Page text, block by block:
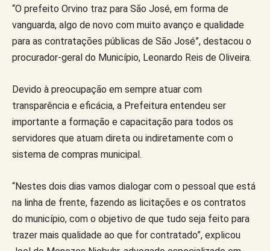
“O prefeito Orvino traz para São José, em forma de
vanguarda, algo de novo com muito avanço e qualidade
para as contratações públicas de São José”, destacou o
procurador-geral do Município, Leonardo Reis de Oliveira.
Devido à preocupação em sempre atuar com
transparência e eficácia, a Prefeitura entendeu ser
importante a formação e capacitação para todos os
servidores que atuam direta ou indiretamente com o
sistema de compras municipal.
“Nestes dois dias vamos dialogar com o pessoal que está
na linha de frente, fazendo as licitações e os contratos
do município, com o objetivo de que tudo seja feito para
trazer mais qualidade ao que for contratado”, explicou